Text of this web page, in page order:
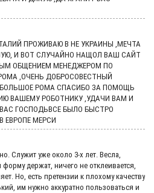
ПРОЖИВАЮ В НЕ УКРАИНЫ ,МЕЧТА
И ВОТ СЛУЧАЙНО НАЩОЛ ВАШ САЙТ
ОБЩЕНИЕМ МЕНЕДЖЕРОМ ПО
,ОЧЕНЬ ДОБРОСОВЕСТНЫЙ
РОМА СПАСИБО ЗА ПОМОЩЬ
ВАШЕМУ РОБОТНИКУ ,УДАЧИ ВАМ И
ГОСПОДЬВСЕ БЫЛО БЫСТРО
ЕВРОПЕ МЕРСИ
Служит уже около 3-х лет. Весла,
держат, ничего не отклеивается,
Но, есть претензии к плохому качеству
им нужно аккуратно пользоваться и